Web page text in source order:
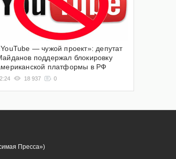
— чужой проект»: депутат
поддержал блокировку
платформы в РФ
18 937 0
Пресса»)